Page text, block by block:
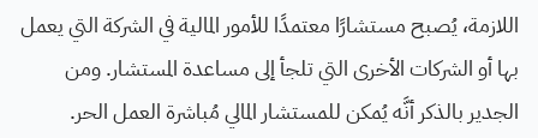
اللازمة، يُصبح مستشارًا معتمدًا للأمور المالية في الشركة التي يعمل
بها أو الشركات الأخرى التي تلجأ إلى مساعدة المستشار. ومن
الجدير بالذكر أنَّه يُمكن للمستشار المالي مُباشرة العمل الحر.